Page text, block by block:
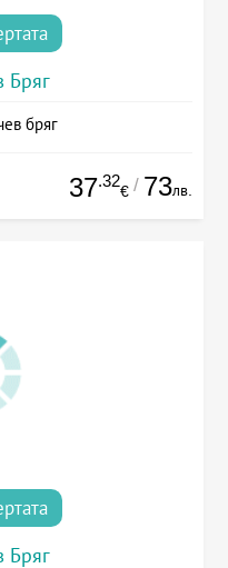
Бряг
бряг
37.32
€ / 73лв.
Бряг